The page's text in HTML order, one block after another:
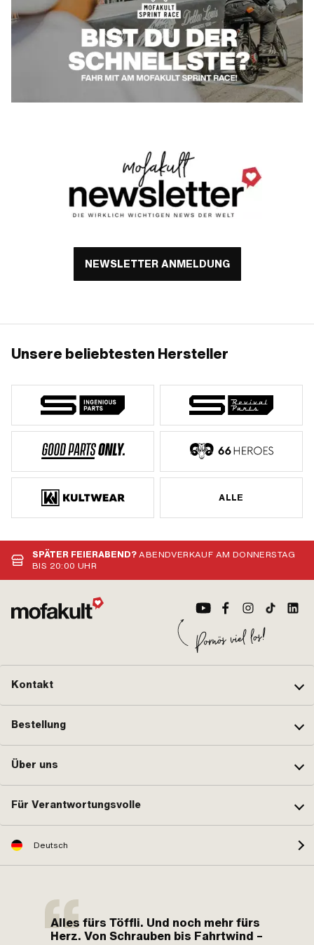
NEWSLETTER ANMELDUNG
Unsere beliebtesten Hersteller
ALLE
SPÄTER FEIERABEND?ABENDVERKAUF AM DONNERSTAG
BIS 20:00 UHR
Kontakt
Bestellung
Über uns
Für Verantwortungsvolle
Deutsch
Alles fürs Töffli. Und noch mehr fürs
Herz. Von Schrauben bis Fahrtwind –